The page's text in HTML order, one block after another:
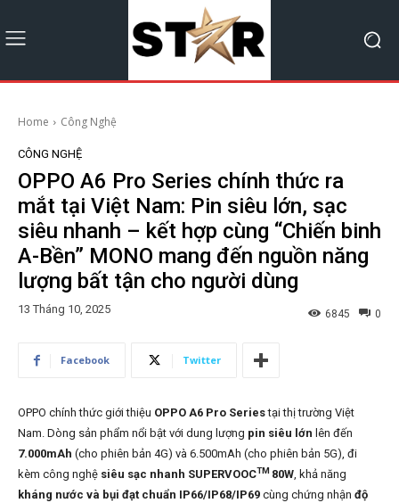
Home Công Nghệ
CÔNG NGHỆ
OPPO A6 Pro Series chính thức ra
mắt tại Việt Nam: Pin siêu lớn, sạc
siêu nhanh – kết hợp cùng “Chiến binh
A-Bền” MONO mang đến nguồn năng
lượng bất tận cho người dùng
13 Tháng 10, 2025 0
6845
Facebook Twitter
OPPO chính thức giới thiệu OPPO A6 Pro Seriestại thị trường Việt
Nam. Dòng sản phẩm nổi bật với dung lượng pin siêu lớn lên đến
7.000mAh (cho phiên bản 4G) và 6.500mAh (cho phiên bản 5G), đi
kèm công nghệ siêu sạc nhanh SUPERVOOCTM 80W, khả năng
kháng nước và bụi đạt chuẩn IP66/IP68/IP69 cùng chứng nhận độ